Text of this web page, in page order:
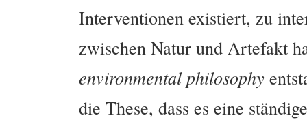
Interventionen existiert, zu
zwischen Natur und Artefakt
environmental philosophy
die These, dass es eine